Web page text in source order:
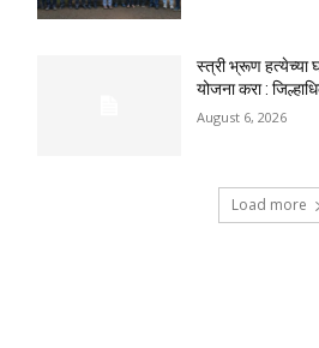
स्त्री भ्रूण हत्येच्या
योजना करा :
August 6, 2026
Load more